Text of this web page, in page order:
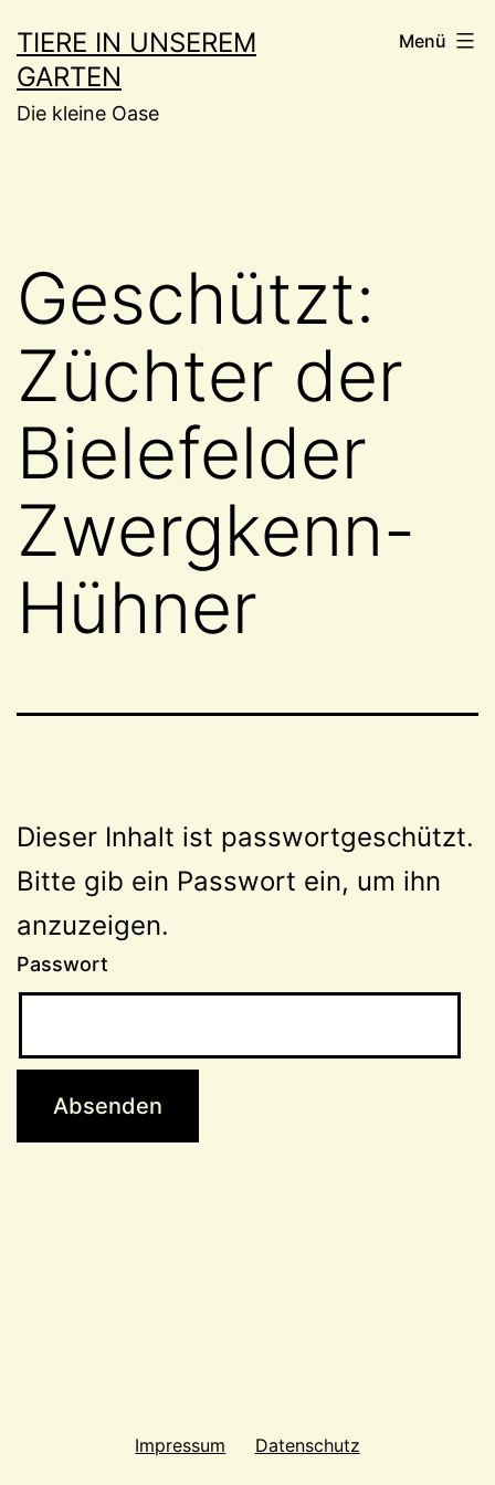
Inhalt
springen
TIERE IN UNSEREM
GARTEN
Die kleine Oase
Menü
Geschützt:
Züchter der
Bielefelder
Zwergkenn-
Hühner
Dieser Inhalt ist passwortgeschützt.
Bitte gib ein Passwort ein, um ihn
anzuzeigen.
Passwort
Impressum Datenschutz